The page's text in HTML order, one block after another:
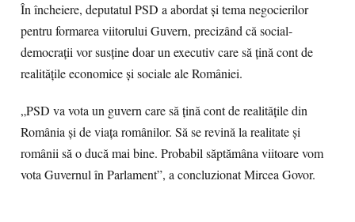
În încheiere, deputatul PSD a abordat și tema negocierilor
pentru formarea viitorului Guvern, precizând că social-
democrații vor susține doar un executiv care să țină cont de
realitățile economice și sociale ale României.
„PSD va vota un guvern care să țină cont de realitățile din
România și de viața românilor. Să se revină la realitate și
românii să o ducă mai bine. Probabil săptămâna viitoare vom
vota Guvernul în Parlament”, a concluzionat Mircea Govor.